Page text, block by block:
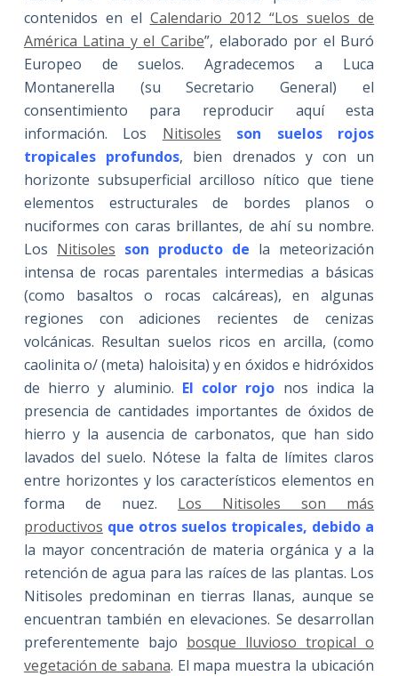
contenidos en el Calendario 2012 “Los suelos de
América Latina y el Caribe”, elaborado por el Buró
Europeo de suelos. Agradecemos a Luca
Montanerella (su Secretario General) el
consentimiento para reproducir aquí esta
información. Los Nitisoles son
suelos rojos
tropicales profundos, bien drenados y con un
horizonte subsuperficial arcilloso nítico que tiene
elementos estructurales de bordes planos o
nuciformes con caras brillantes, de ahí su nombre.
Los Nitisoles son producto de la meteorización
intensa de rocas parentales intermedias a básicas
(como basaltos o rocas calcáreas), en algunas
regiones con adiciones recientes de cenizas
volcánicas. Resultan suelos ricos en arcilla, (como
caolinita o/ (meta) haloisita) y en óxidos e hidróxidos
de hierro y aluminio. El color rojo nos indica la
presencia de cantidades importantes de óxidos de
hierro y la ausencia de carbonatos, que han sido
lavados del suelo. Nótese la falta de límites claros
entre horizontes y los característicos elementos en
forma de nuez. Los Nitisoles son más
productivos que otros suelos tropicales, debido a
la mayor concentración de materia orgánica y a la
retención de agua para las raíces de las plantas. Los
Nitisoles predominan en tierras llanas, aunque se
encuentran también en elevaciones. Se desarrollan
preferentemente bajo bosque lluvioso tropical o
vegetación de sabana. El mapa muestra la ubicación